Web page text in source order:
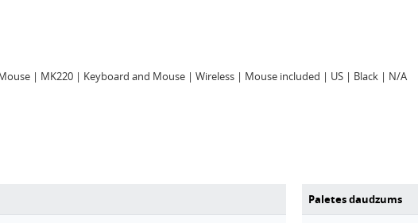
| MK220 | Keyboard and Mouse | Wireless | Mouse included | US | Black | N/A
Paletes daudzums